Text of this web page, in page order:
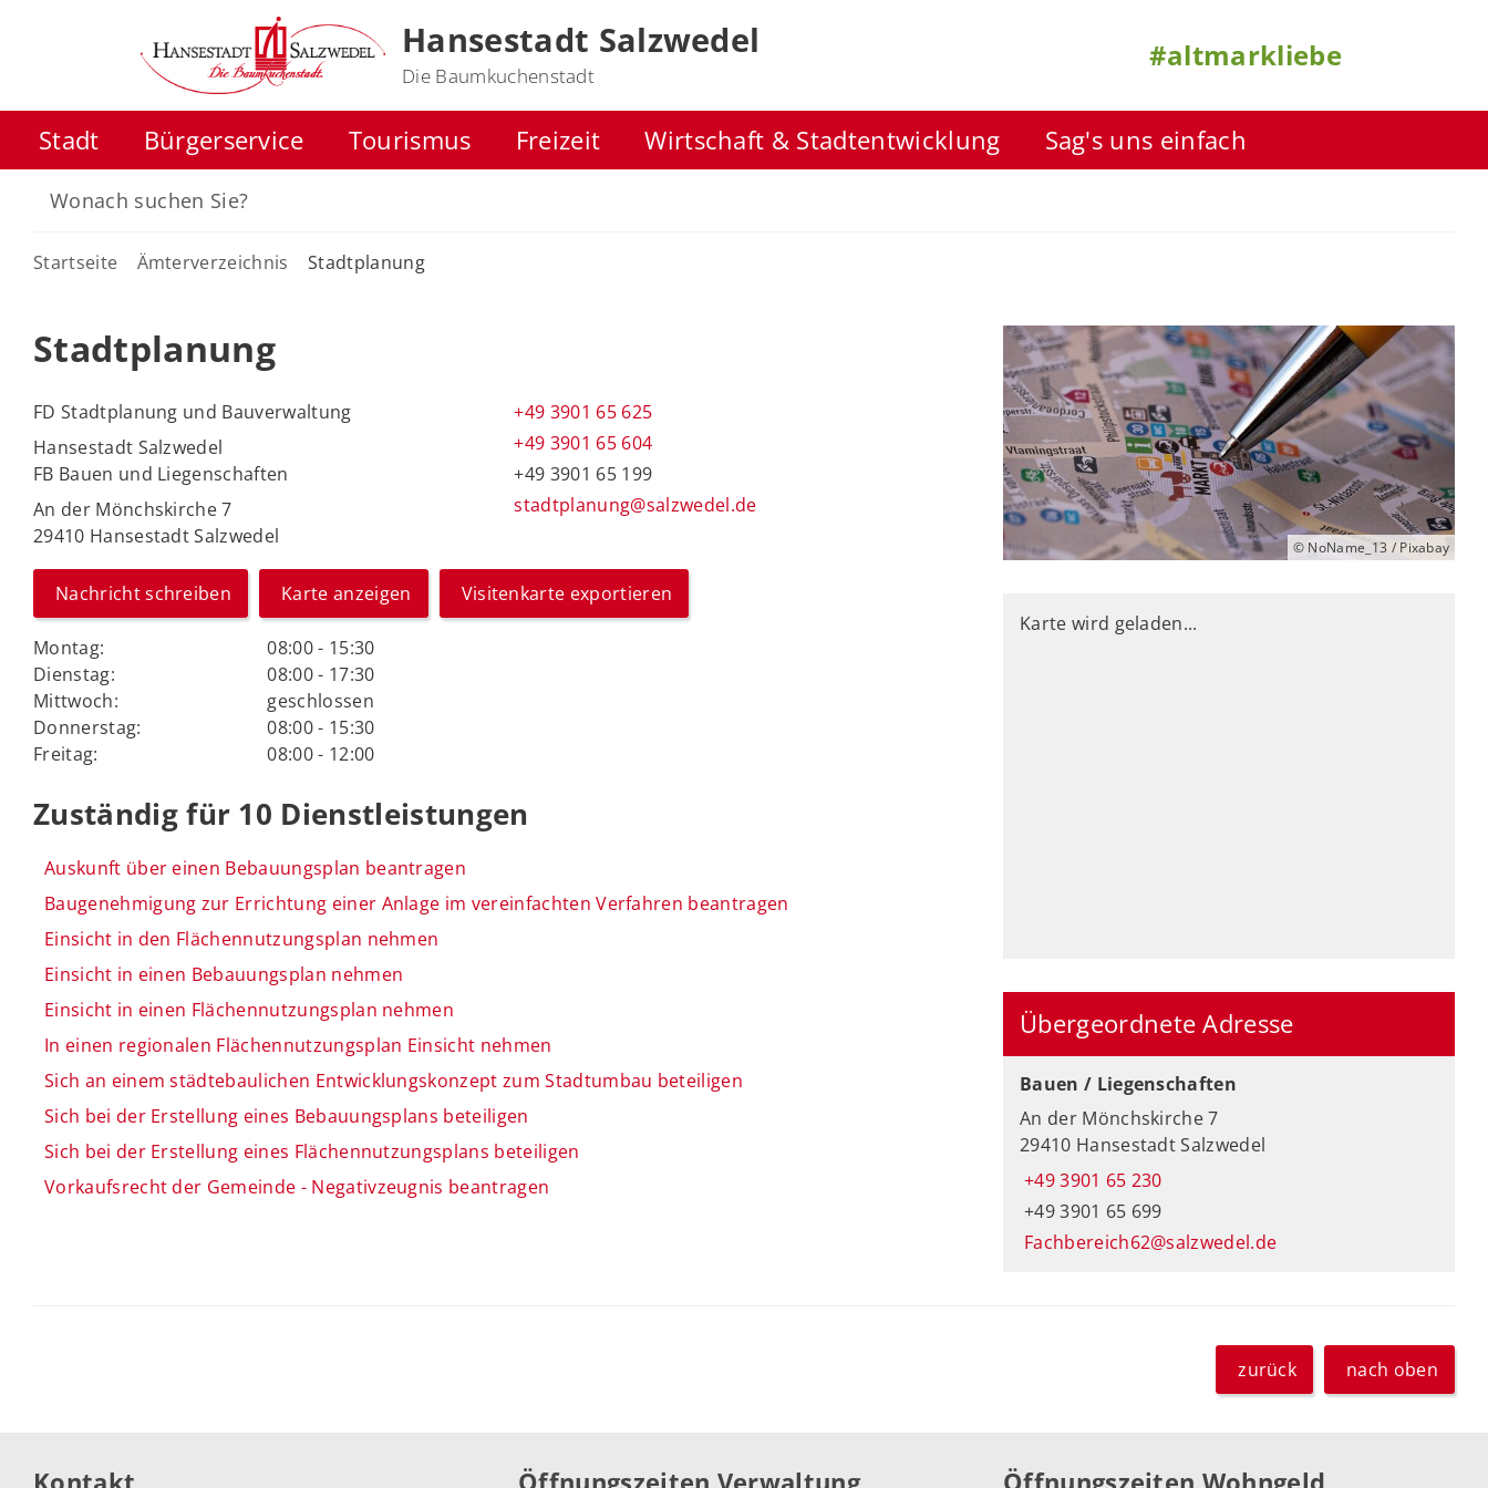
Hansestadt Salzwedel
Die Baumkuchenstadt
#altmarkliebe
Stadt Bürgerservice Tourismus Freizeit Wirtschaft & Stadtentwicklung Sag's uns einfach
Startseite Ämterverzeichnis Stadtplanung
Stadtplanung
FD Stadtplanung und Bauverwaltung
Hansestadt Salzwedel
FB Bauen und Liegenschaften
An der Mönchskirche 7
29410 Hansestadt Salzwedel
+49 3901 65 625
+49 3901 65 604
+49 3901 65 199
stadtplanung@salzwedel.de
Nachricht schreiben Karte anzeigen Visitenkarte exportieren
Montag:
08:00 - 15:30
Dienstag:
08:00 - 17:30
Mittwoch:
geschlossen
Donnerstag:
08:00 - 15:30
Freitag:
08:00 - 12:00
Zuständig für 10 Dienstleistungen
Auskunft über einen Bebauungsplan beantragen
Baugenehmigung zur Errichtung einer Anlage im vereinfachten Verfahren beantragen
Einsicht in den Flächennutzungsplan nehmen
Einsicht in einen Bebauungsplan nehmen
Einsicht in einen Flächennutzungsplan nehmen
In einen regionalen Flächennutzungsplan Einsicht nehmen
Sich an einem städtebaulichen Entwicklungskonzept zum Stadtumbau beteiligen
Sich bei der Erstellung eines Bebauungsplans beteiligen
Sich bei der Erstellung eines Flächennutzungsplans beteiligen
Vorkaufsrecht der Gemeinde - Negativzeugnis beantragen
© NoName_13 / Pixabay
Karte wird geladen...
Übergeordnete Adresse
Bauen / Liegenschaften
An der Mönchskirche 7
29410 Hansestadt Salzwedel
+49 3901 65 230
+49 3901 65 699
Fachbereich62@salzwedel.de
zurück nach oben